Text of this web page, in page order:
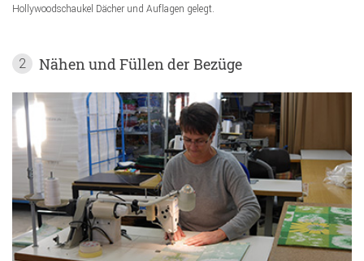
Hollywoodschaukel Dächer und Auflagen gelegt.
2 Nähen und Füllen der Bezüge